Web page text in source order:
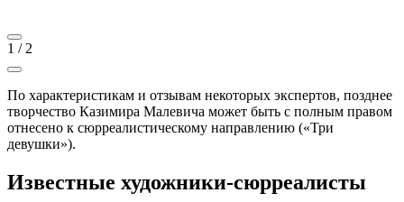
1 / 2
По характеристикам и отзывам некоторых экспертов, позднее
творчество Казимира Малевича может быть с полным правом
отнесено к сюрреалистическому направлению («Три
девушки»).
Известные художники-сюрреалисты